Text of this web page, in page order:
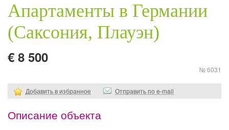
Апартаменты в Германии
(Саксония, Плауэн)
€ 8 500
№ 6031
Добавить в избранное Отправить по e-mail
Описание объекта